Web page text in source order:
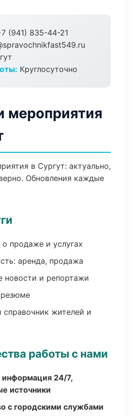
(941) 835-44-21
Круглосуточно
в Сургут: актуально,
Обновления каждые
о продаже и услугах
аренда, продажа
новости и репортажи
справочник жителей и
работы с нами
информация 24/7,
источники
с городскими службами